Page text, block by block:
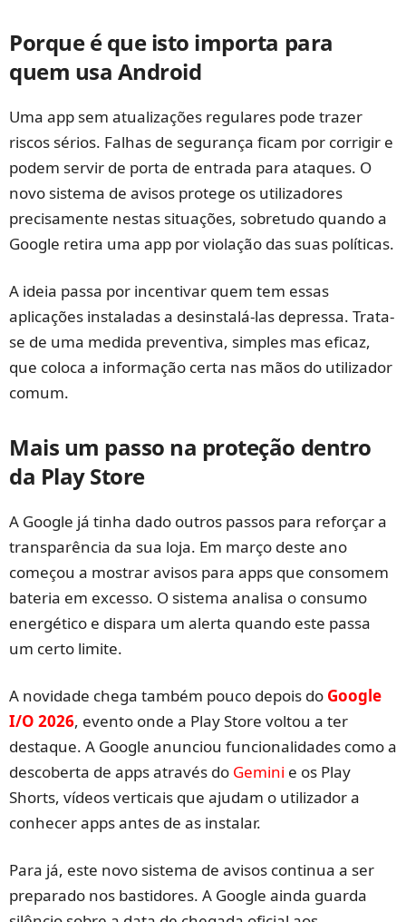
Porque é que isto importa para
quem usa Android
Uma app sem atualizações regulares pode trazer
riscos sérios. Falhas de segurança ficam por corrigir e
podem servir de porta de entrada para ataques. O
novo sistema de avisos protege os utilizadores
precisamente nestas situações, sobretudo quando a
Google retira uma app por violação das suas políticas.
A ideia passa por incentivar quem tem essas
aplicações instaladas a desinstalá-las depressa. Trata-
se de uma medida preventiva, simples mas eficaz,
que coloca a informação certa nas mãos do utilizador
comum.
Mais um passo na proteção dentro
da Play Store
A Google já tinha dado outros passos para reforçar a
transparência da sua loja. Em março deste ano
começou a mostrar avisos para apps que consomem
bateria em excesso. O sistema analisa o consumo
energético e dispara um alerta quando este passa
um certo limite.
A novidade chega também pouco depois do Google
I/O 2026, evento onde a Play Store voltou a ter
destaque. A Google anunciou funcionalidades como a
descoberta de apps através do Gemini e os Play
Shorts, vídeos verticais que ajudam o utilizador a
conhecer apps antes de as instalar.
Para já, este novo sistema de avisos continua a ser
preparado nos bastidores. A Google ainda guarda